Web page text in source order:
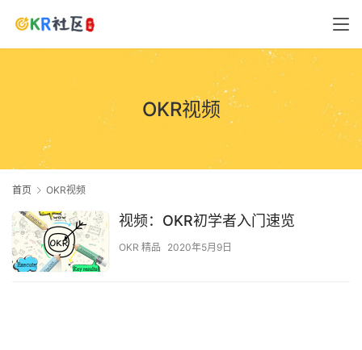
OKR视频
首页 OKR视频
视频：OKR初学者入门速览
OKR 精品 2020年5月9日